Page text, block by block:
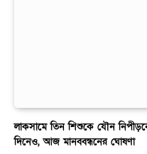
লাকসামে তিন শিশুকে যৌন
দিনেও, আজ মানববন্ধনের ঘোষণা